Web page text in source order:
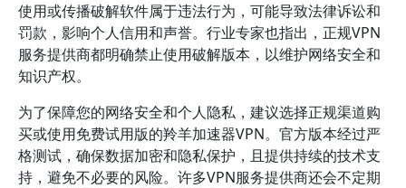
使用或传播破解软件属于违法行为，可能导致法律诉讼和
罚款，影响个人信用和声誉。行业专家也指出，正规VPN
服务提供商都明确禁止使用破解版本，以维护网络安全和
知识产权。
为了保障您的网络安全和个人隐私，建议选择正规渠道购
买或使用免费试用版的羚羊加速器VPN。官方版本经过严
格测试，确保数据加密和隐私保护，且提供持续的技术支
持，避免不必要的风险。许多VPN服务提供商还会不定期